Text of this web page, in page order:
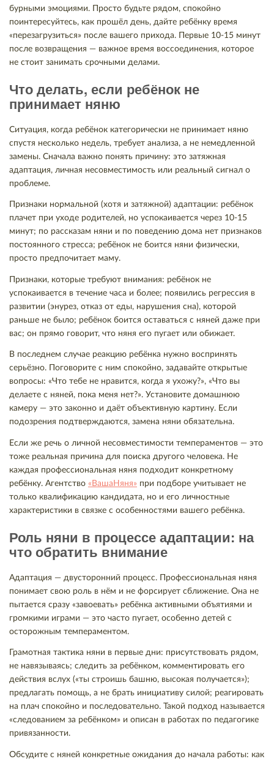
бурными эмоциями. Просто будьте рядом, спокойно
поинтересуйтесь, как прошёл день, дайте ребёнку время
«перезагрузиться» после вашего прихода. Первые 10-15 минут
после возвращения — важное время воссоединения, которое
не стоит занимать срочными делами.
Что делать, если ребёнок не
принимает няню
Ситуация, когда ребёнок категорически не принимает няню
спустя несколько недель, требует анализа, а не немедленной
замены. Сначала важно понять причину: это затяжная
адаптация, личная несовместимость или реальный сигнал о
проблеме.
Признаки нормальной (хотя и затяжной) адаптации: ребёнок
плачет при уходе родителей, но успокаивается через 10-15
минут; по рассказам няни и по поведению дома нет признаков
постоянного стресса; ребёнок не боится няни физически,
просто предпочитает маму.
Признаки, которые требуют внимания: ребёнок не
успокаивается в течение часа и более; появились регрессия в
развитии (энурез, отказ от еды, нарушения сна), которой
раньше не было; ребёнок боится оставаться с няней даже при
вас; он прямо говорит, что няня его пугает или обижает.
В последнем случае реакцию ребёнка нужно воспринять
серьёзно. Поговорите с ним спокойно, задавайте открытые
вопросы: «Что тебе не нравится, когда я ухожу?», «Что вы
делаете с няней, пока меня нет?». Установите домашнюю
камеру — это законно и даёт объективную картину. Если
подозрения подтверждаются, замена няни обязательна.
Если же речь о личной несовместимости темпераментов — это
тоже реальная причина для поиска другого человека. Не
каждая профессиональная няня подходит конкретному
ребёнку. Агентство «ВашаНяня» при подборе учитывает не
только квалификацию кандидата, но и его личностные
характеристики в связке с особенностями вашего ребёнка.
Роль няни в процессе адаптации: на
что обратить внимание
Адаптация — двусторонний процесс. Профессиональная няня
понимает свою роль в нём и не форсирует сближение. Она не
пытается сразу «завоевать» ребёнка активными объятиями и
громкими играми — это часто пугает, особенно детей с
осторожным темпераментом.
Грамотная тактика няни в первые дни: присутствовать рядом,
не навязываясь; следить за ребёнком, комментировать его
действия вслух («ты строишь башню, высокая получается»);
предлагать помощь, а не брать инициативу силой; реагировать
на плач спокойно и последовательно. Такой подход называется
«следованием за ребёнком» и описан в работах по педагогике
привязанности.
Обсудите с няней конкретные ожидания до начала работы: как